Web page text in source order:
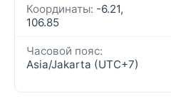
Координаты: -6.21,
106.85
Часовой пояс:
Asia/Jakarta (UTC+7)